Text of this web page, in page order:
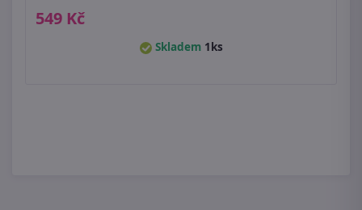
549 Kč
Skladem 1ks